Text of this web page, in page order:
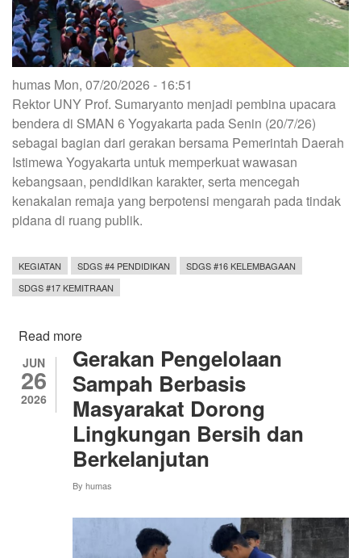
humas Mon, 07/20/2026 - 16:51
Rektor UNY Prof. Sumaryanto menjadi pembina upacara
bendera di SMAN 6 Yogyakarta pada Senin (20/7/26)
sebagai bagian dari gerakan bersama Pemerintah Daerah
Istimewa Yogyakarta untuk memperkuat wawasan
kebangsaan, pendidikan karakter, serta mencegah
kenakalan remaja yang berpotensi mengarah pada tindak
pidana di ruang publik.
KEGIATAN SDGS #4 PENDIDIKAN
SDGS #16 KELEMBAGAAN
SDGS #17 KEMITRAAN
Read more
Rektor
UNY
Jadi
Pembina
Upacara
di
SMAN
6
JUN
26
2026
Gerakan Pengelolaan
Sampah Berbasis
Masyarakat Dorong
Lingkungan Bersih dan
Berkelanjutan
By humas